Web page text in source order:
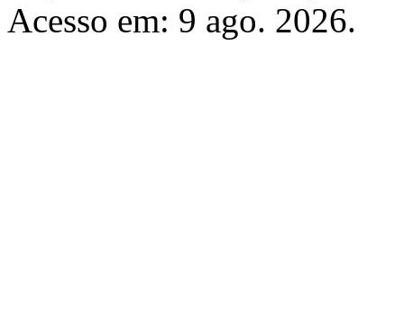
Acesso em: 9 ago. 2026.